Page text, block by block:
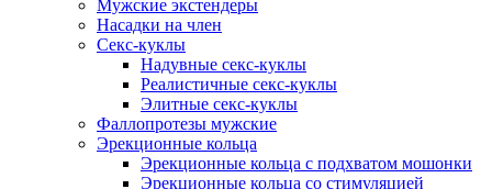
Мужские экстендеры
Насадки на член
Секс-куклы
Надувные секс-куклы
Реалистичные секс-куклы
Элитные секс-куклы
Фаллопротезы мужские
Эрекционные кольца
Эрекционные кольца с подхватом мошонки
Эрекционные кольца со стимуляцией